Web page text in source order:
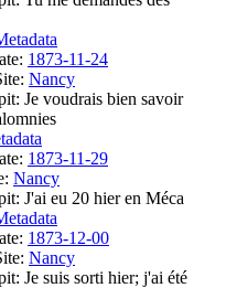
1873-11-24
Nancy
Je voudrais bien savoir
1873-11-29
Nancy
J'ai eu 20 hier en Méca
1873-12-00
Nancy
Je suis sorti hier; j'ai été